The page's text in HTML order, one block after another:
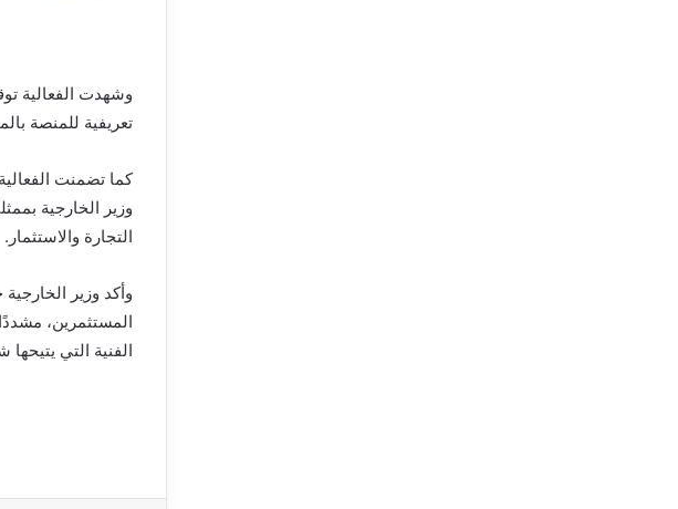
تعريفية للمنصة
كما تضمنت
وزير الخارجية
التجارة والاستثمار.
وأكد وزير
المستثمرين،
الفنية التي